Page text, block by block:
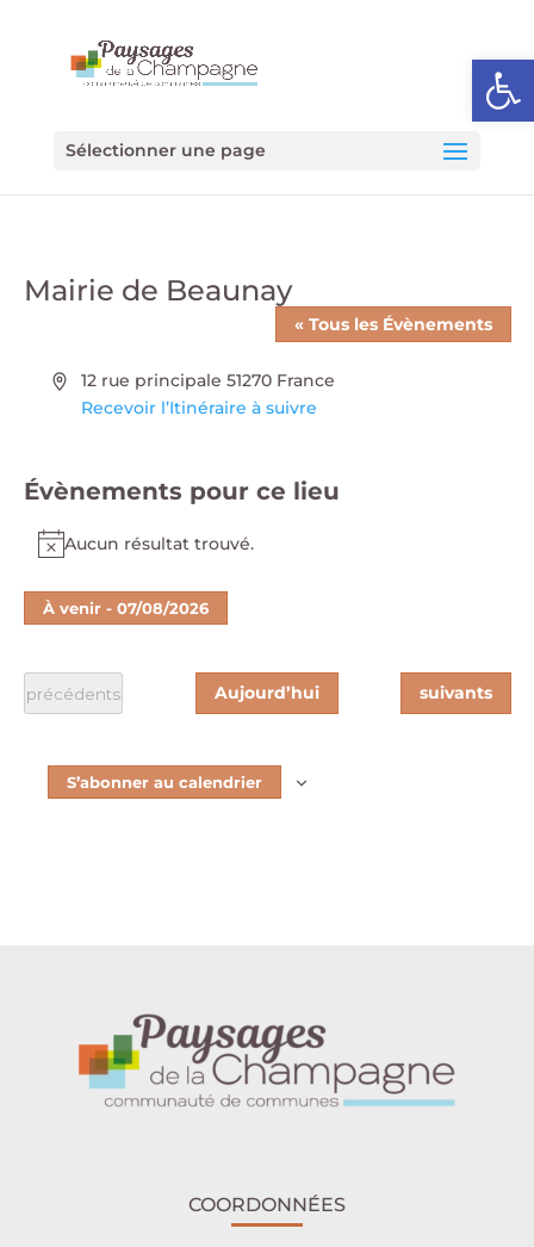
Ouvrir
Sélectionner une page
Mairie de Beaunay
« Tous les Évènements
Adresse
12 rue principale 51270 France
Recevoir l’Itinéraire à suivre
Évènements pour ce lieu
Notice
Aucun résultat trouvé.
À venir - 07/08/2026
date.
Évènements
précédents Aujourd’hui Évènements
suivants
S’abonner au calendrier
COORDONNÉES